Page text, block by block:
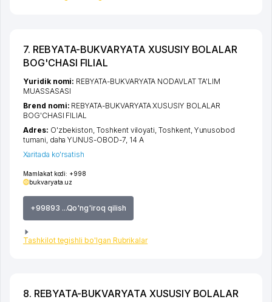
7. REBYATA-BUKVARYATA XUSUSIY BOLALAR
BOG'CHASI FILIAL
Mamlakat kodi: +998
bukvaryata.uz
+99893 ...Qo'ng'iroq qilish
Tashkilot tegishli bo'lgan Rubrikalar
Yuridik nomi: REBYATA-BUKVARYATA NODAVLAT TA'LIM
MUASSASASI
Brend nomi: REBYATA-BUKVARYATA XUSUSIY BOLALAR
BOG'CHASI FILIAL
Adres: O'zbekiston,Toshkent viloyati,Toshkent, Yunusobod
tumani, daha YUNUS-OBOD-7, 14 A
Xaritada ko'rsatish
8. REBYATA-BUKVARYATA XUSUSIY BOLALAR